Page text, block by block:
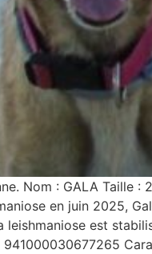
Nom : GALA Taille
en juin 2025,
est